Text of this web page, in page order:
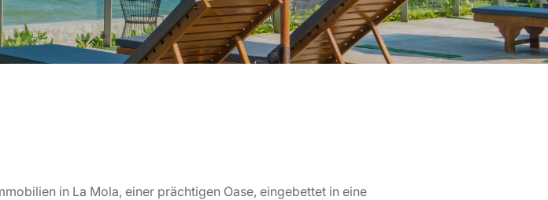
in La Mola, einer prächtigen Oase, eingebettet in eine